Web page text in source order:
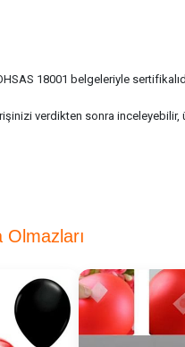
18001 belgeleriyle
verdikten sonra